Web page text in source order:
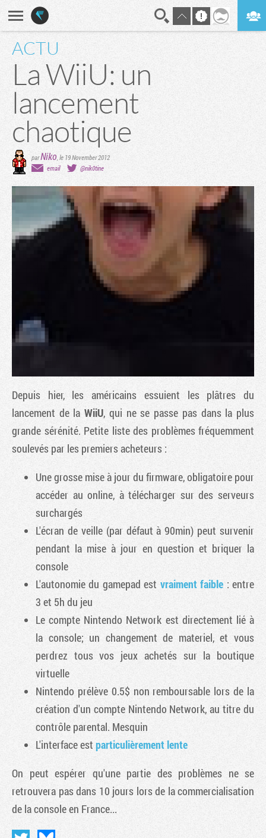
ACTU
La WiiU: un
lancement
chaotique
parNiko,le 19 November 2012
email
@nik0tine
Depuis hier, les américains essuient les plâtres du
lancement de laWiiU, qui ne se passe pas dans la plus
grande sérénité. Petite liste des problèmes fréquemment
soulevés par les premiers acheteurs :
Une grosse mise à jour du firmware, obligatoire pour
accéder au online, à télécharger sur des serveurs
surchargés
L'écran de veille (par défaut à 90min) peut survenir
pendant la mise à jour en question et briquer la
console
L'autonomie du gamepad est vraiment faible : entre
3 et 5h du jeu
Le compte Nintendo Network est directement lié à
la console; un changement de materiel, et vous
perdrez tous vos jeux achetés sur la boutique
virtuelle
Nintendo prélève 0.5$ non remboursable lors de la
création d'un compte Nintendo Network, au titre du
contrôle parental. Mesquin
L'interface est particulièrement lente
On peut espérer qu'une partie des problèmes ne se
retrouvera pas dans 10 jours lors de la commercialisation
de la console en France...
Tribune